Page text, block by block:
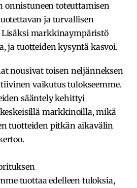
onnistuneen toteuttamisen
ja turvallisen
markkinaympäristö
ja tuotteiden kysyntä kasvoi.
nousivat toisen neljänneksen
vaikutus tulokseemme.
sääntely kehittyi
markkinoilla, mikä
tuotteiden pitkän aikavälin
tuottaa edelleen tuloksia,